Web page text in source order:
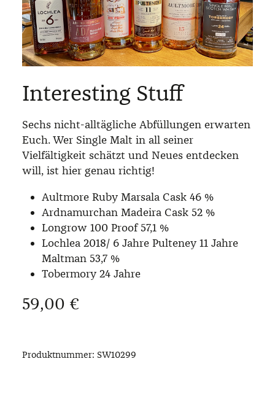
Interesting Stuff
Sechs nicht-alltägliche Abfüllungen erwarten
Euch. Wer Single Malt in all seiner
Vielfältigkeit schätzt und Neues entdecken
will, ist hier genau richtig!
Aultmore Ruby Marsala Cask 46 %
Ardnamurchan Madeira Cask 52 %
Longrow 100 Proof 57,1 %
Lochlea 2018/ 6 Jahre Pulteney 11 Jahre
Maltman 53,7 %
Tobermory 24 Jahre
Regulärer Preis:
59,00 €
Produktnummer: SW10299